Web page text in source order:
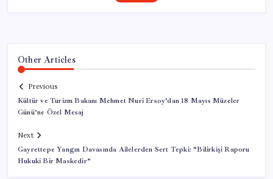
Other Articles
Previous
Kültür ve Turizm Bakanı Mehmet Nuri Ersoy’dan 18 Mayıs Müzeler
Günü’ne Özel Mesaj
Next
Gayrettepe Yangın Davasında Ailelerden Sert Tepki: “Bilirkişi Raporu
Hukuki Bir Maskedir”